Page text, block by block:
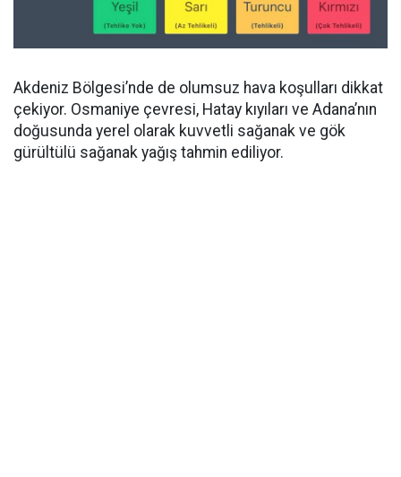
Akdeniz Bölgesi’nde de olumsuz hava koşulları dikkat
çekiyor. Osmaniye çevresi, Hatay kıyıları ve Adana’nın
doğusunda yerel olarak kuvvetli sağanak ve gök
gürültülü sağanak yağış tahmin ediliyor.